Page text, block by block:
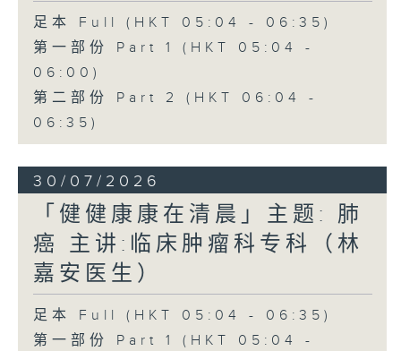
足本 Full (HKT 05:04 - 06:35)
第一部份 Part 1 (HKT 05:04 -
06:00)
第二部份 Part 2 (HKT 06:04 -
06:35)
30/07/2026
「健健康康在清晨」主题: 肺
癌 主讲:临床肿瘤科专科（林
嘉安医生）
足本 Full (HKT 05:04 - 06:35)
第一部份 Part 1 (HKT 05:04 -